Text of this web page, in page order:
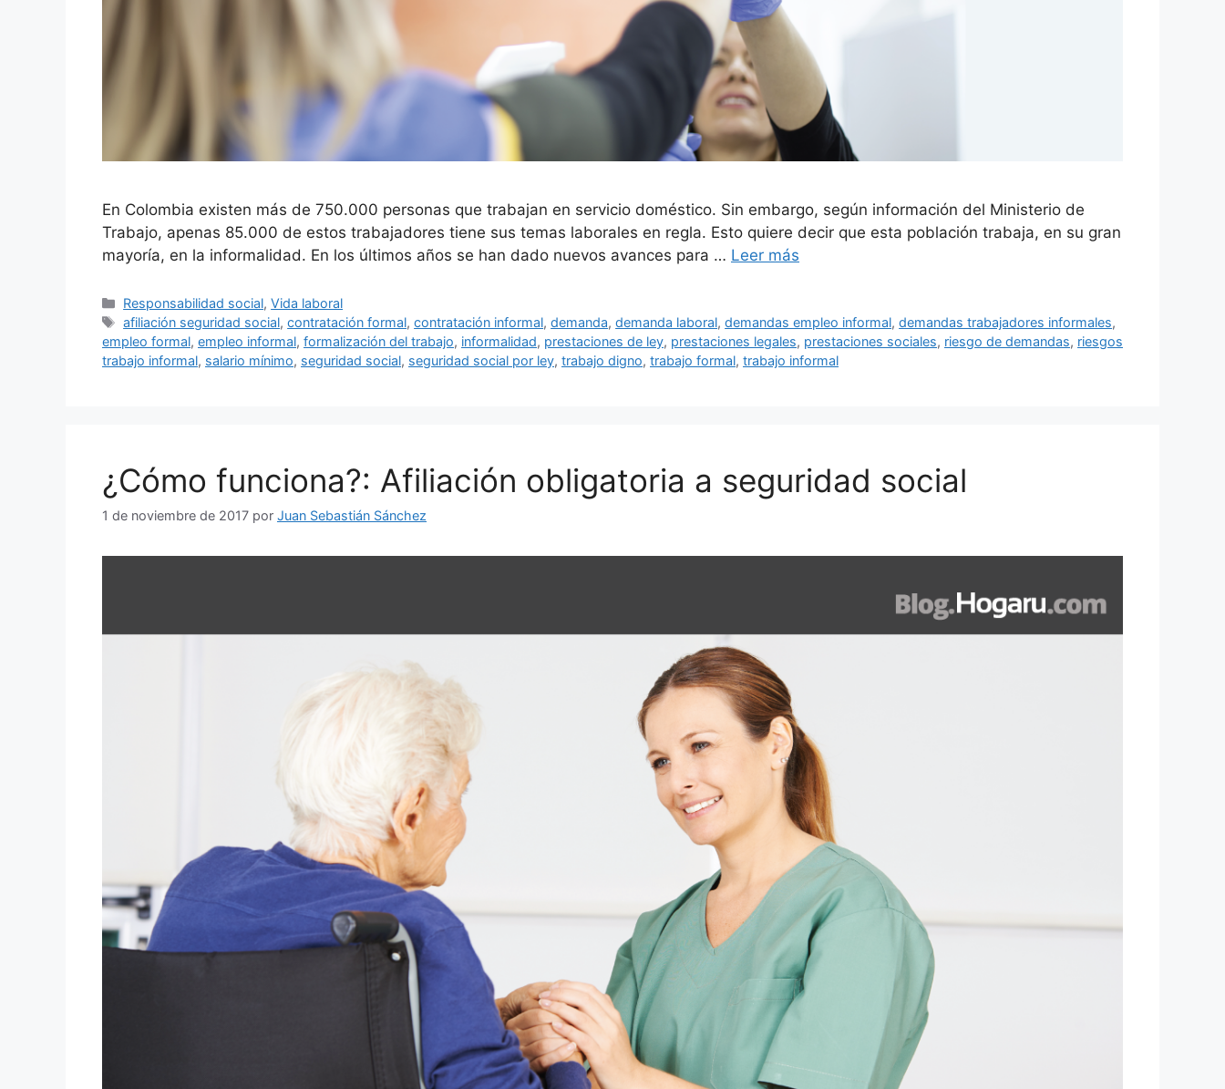
En Colombia existen más de 750.000 personas que trabajan en servicio doméstico. Sin embargo, según información del Ministerio de
Trabajo, apenas 85.000 de estos trabajadores tiene sus temas laborales en regla. Esto quiere decir que esta población trabaja, en su gran
mayoría, en la informalidad. En los últimos años se han dado nuevos avances para … Leer más
Categorías
Responsabilidad social,Vida laboral
Etiquetas
afiliación seguridad social,contratación formal,contratación informal,demanda,demanda laboral,demandas empleo informal,demandas trabajadores informales,
empleo formal, empleo informal, formalización del trabajo, informalidad, prestaciones de ley, prestaciones legales, prestaciones sociales, riesgo de demandas, riesgos
trabajo informal, salario mínimo, seguridad social, seguridad social por ley, trabajo digno, trabajo formal, trabajo informal
¿Cómo funciona?: Afiliación obligatoria a seguridad social
1 de noviembre de 2017 por Juan Sebastián Sánchez